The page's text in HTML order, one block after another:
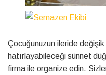
Çocuğunuzun ileride değişik
hatırlayabileceği sünnet
firma ile organize edin.